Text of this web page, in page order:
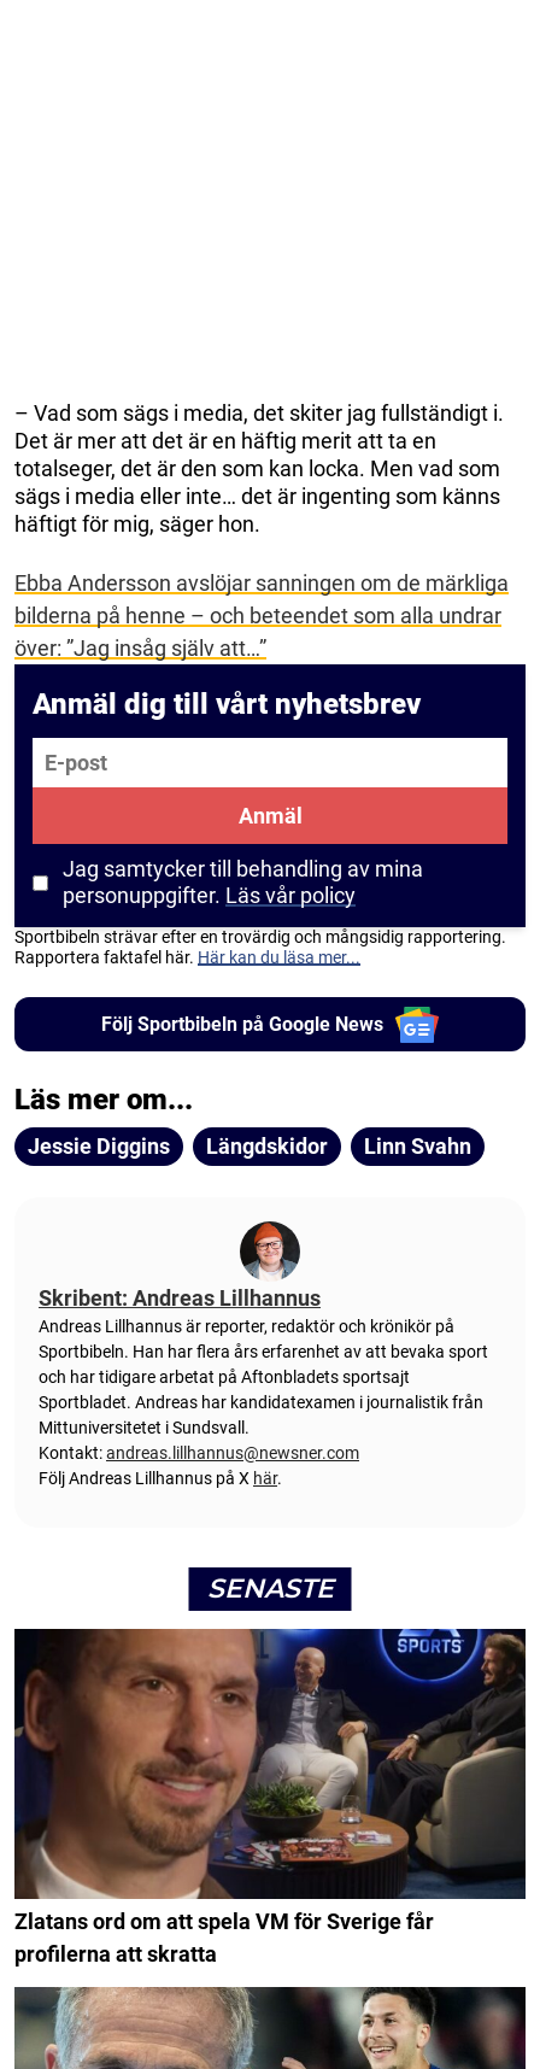
– Vad som sägs i media, det skiter jag fullständigt i.
Det är mer att det är en häftig merit att ta en
totalseger, det är den som kan locka. Men vad som
sägs i media eller inte… det är ingenting som känns
häftigt för mig, säger hon.
Ebba Andersson avslöjar sanningen om de märkliga
bilderna på henne – och beteendet som alla undrar
över: ”Jag insåg själv att…”
Anmäl dig till vårt nyhetsbrev
E-post
Anmäl
Jag samtycker till behandling av mina
personuppgifter. Läs vår policy
Sportbibeln strävar efter en trovärdig och mångsidig rapportering.
Rapportera faktafel här. Här kan du läsa mer...
Följ Sportbibeln på Google News
Läs mer om...
Jessie Diggins Längdskidor Linn Svahn
Skribent: Andreas Lillhannus
Andreas Lillhannus är reporter, redaktör och krönikör på
Sportbibeln. Han har flera års erfarenhet av att bevaka sport
och har tidigare arbetat på Aftonbladets sportsajt
Sportbladet. Andreas har kandidatexamen i journalistik från
Mittuniversitetet i Sundsvall.
Kontakt:andreas.lillhannus@newsner.com
Följ Andreas Lillhannus på X här.
SENASTE
Zlatans ord om att spela VM för Sverige får
profilerna att skratta